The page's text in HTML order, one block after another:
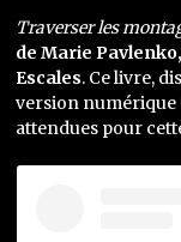
Traverser les
de Marie
Escales. Ce livre,
version numérique
attendues pour